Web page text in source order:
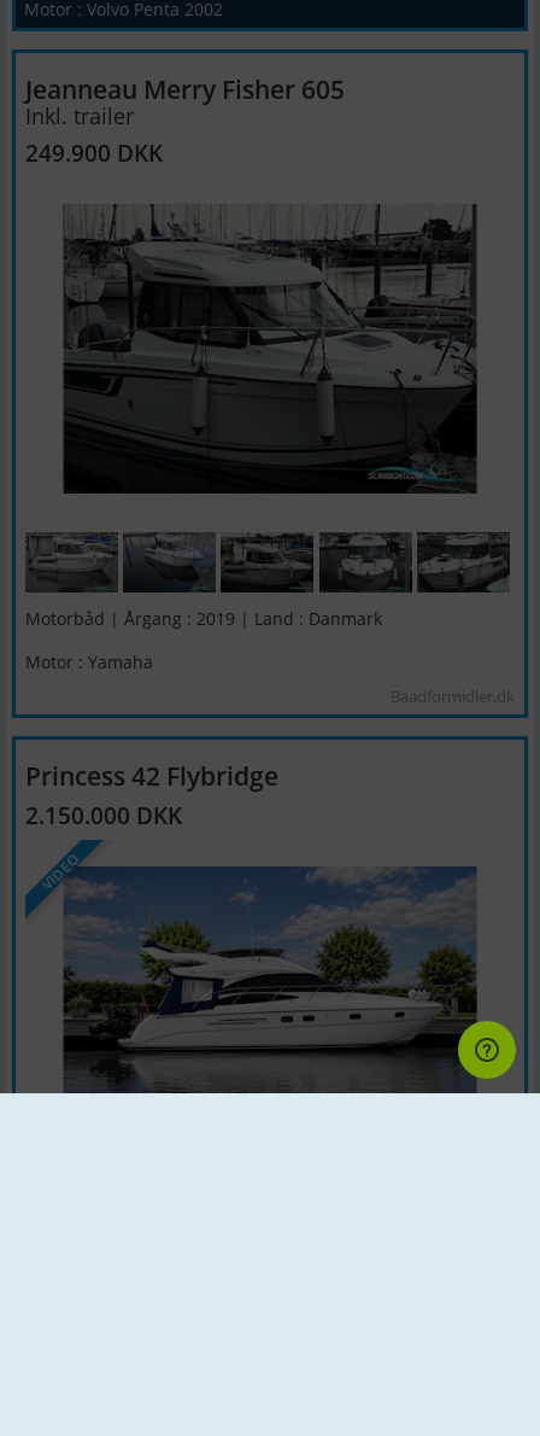
Motor : Volvo Penta 2002
Jeanneau Merry Fisher 605
Inkl. trailer
249.900 DKK
Motorbåd | Årgang : 2019 | Land : Danmark
Motor : Yamaha
Baadformidler.dk
Princess 42 Flybridge
2.150.000 DKK
VIDEO